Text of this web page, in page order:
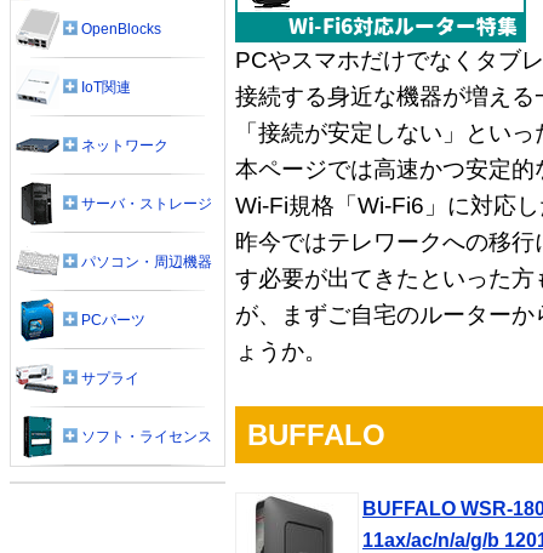
PCやスマホだけでなくタブ
接続する身近な機器が増え
「接続が安定しない」とい
本ページでは高速かつ安定
Wi-Fi規格「Wi-Fi6」に対応
昨今ではテレワークへの移
す必要が出てきたといった
が、まずご自宅のルーター
ょうか。
BUFFALO
BUFFALO WSR-
11ax/ac/n/a/g/b
OpenBlocks
IoT関連
ネットワーク
サーバ・ストレージ
パソコン・周辺機器
PCパーツ
サプライ
ソフト・ライセンス